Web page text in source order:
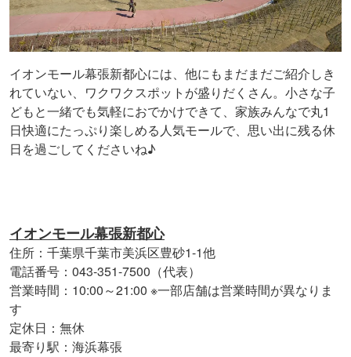
イオンモール幕張新都心には、他にもまだまだご紹介しき
れていない、ワクワクスポットが盛りだくさん。小さな子
どもと一緒でも気軽におでかけできて、家族みんなで丸1
日快適にたっぷり楽しめる人気モールで、思い出に残る休
日を過ごしてくださいね♪
イオンモール幕張新都心
住所：千葉県千葉市美浜区豊砂1-1他
電話番号：043-351-7500（代表）
営業時間：10:00～21:00 ※一部店舗は営業時間が異なりま
す
定休日：無休
最寄り駅：海浜幕張